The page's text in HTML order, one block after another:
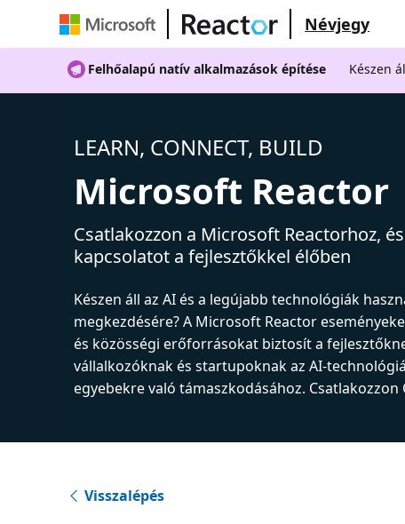
Névjegy
Felhőalapú natív alkalmazások építése Készen
LEARN, CONNECT, BUILD
Microsoft Reactor
Csatlakozzon a Microsoft Reactorhoz,
kapcsolatot a fejlesztőkkel élőben
Készen áll az AI és a legújabb technológiák
megkezdésére? A Microsoft Reactor
és közösségi erőforrásokat biztosít a
vállalkozóknak és startupoknak az AI-
egyebekre való támaszkodásához. Csatlakozzon
Visszalépés